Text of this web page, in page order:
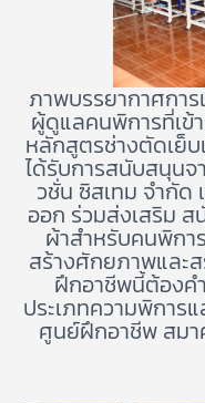
ภาพบรรยากาศกา
ผู้ดูแลคนพิการที่เข้
หลักสูตรช่างตัดเย็บ
ได้รับการสนับสนุน
วชั่น ซิสเทม จำกัด
ออก ร่วมส่งเสริม
ผ้าสำหรับคนพิกา
สร้างศักยภาพและ
ฝึกอาชีพนี้ต้องค
ประเภทความพิการ
ศูนย์ฝึกอาชีพ สม